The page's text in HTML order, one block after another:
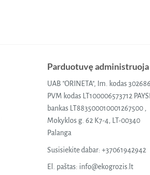
Parduotuvę administruoja
UAB "ORINETA", Im. kodas
PVM kodas LT100006573712
bankas LT883500010001267500 ,
Mokyklos g. 62 K7-4, LT-00340
Palanga
Susisiekite dabar: +37061942942
El. paštas: info@ekogrozis.lt